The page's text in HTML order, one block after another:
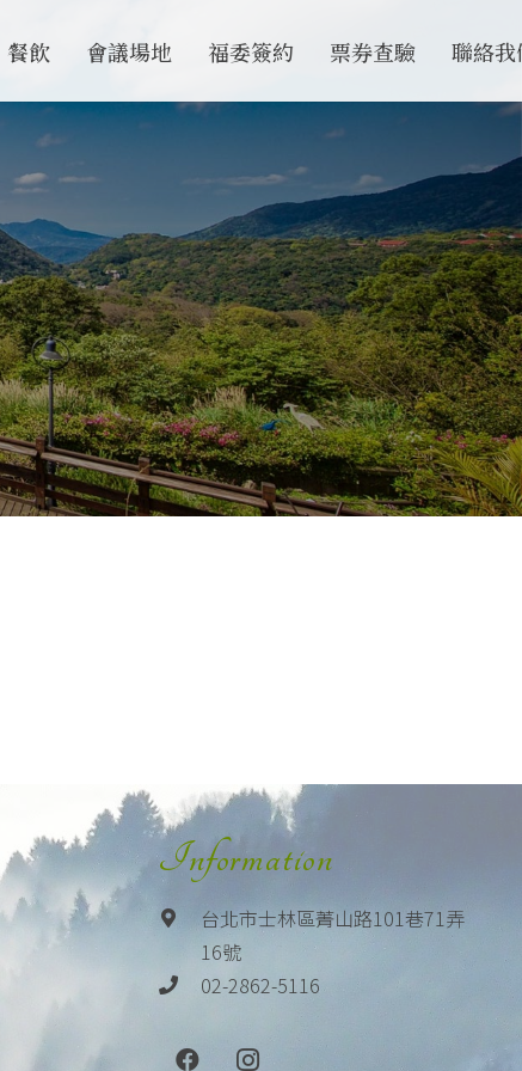
餐飲 會議場地 福委簽約 票券查驗 聯絡我
Information
台北市士林區菁山路101巷71弄
16號
02-2862-5116